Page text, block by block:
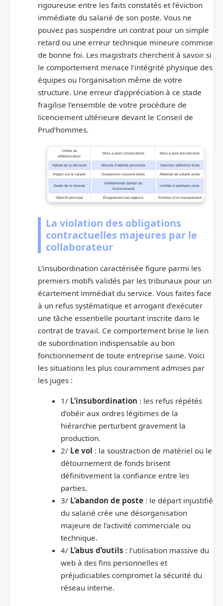
rigoureuse entre les faits constatés et l’éviction
immédiate du salarié de son poste. Vous ne
pouvez pas suspendre un contrat pour un simple
retard ou une erreur technique mineure commise
de bonne foi. Les magistrats cherchent à savoir si
le comportement menace l’intégrité physique des
équipes ou l’organisation même de votre
structure. Une erreur d’appréciation à ce stade
fragilise l’ensemble de votre procédure de
licenciement ultérieure devant le Conseil de
Prud’hommes.
Critère de
différenciation
Mise à pied conservatoire Mise à pied disciplinaire
Nature de la décision Mesure d’attente provisoire Sanction définitive fixée
Impact sur le salaire Suspension souvent totale Retenue de salaire actée
Durée de la mesure
Indéterminée (temps du
licenciement)
Limitée à quelques jours
Objectif principal Éloignement par urgence Punition d’un manquement
La violation des obligations
contractuelles majeures par le
collaborateur
L’insubordination caractérisée figure parmi les
premiers motifs validés par les tribunaux pour un
écartement immédiat du service. Vous faites face
à un refus systématique et arrogant d’exécuter
une tâche essentielle pourtant inscrite dans le
contrat de travail. Ce comportement brise le lien
de subordination indispensable au bon
fonctionnement de toute entreprise saine. Voici
les situations les plus couramment admises par
les juges :
1/ L’insubordination : les refus répétés
d’obéir aux ordres légitimes de la
hiérarchie perturbent gravement la
production.
2/ Le vol : la soustraction de matériel ou le
détournement de fonds brisent
définitivement la confiance entre les
parties.
3/ L’abandon de poste: le départ injustifié
du salarié crée une désorganisation
majeure de l’activité commerciale ou
technique.
4/ L’abus d’outils : l’utilisation massive du
web à des fins personnelles et
préjudiciables compromet la sécurité du
réseau interne.